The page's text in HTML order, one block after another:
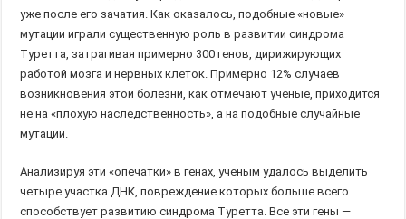
уже после его зачатия. Как оказалось, подобные «новые»
мутации играли существенную роль в развитии синдрома
Туретта, затрагивая примерно 300 генов, дирижирующих
работой мозга и нервных клеток. Примерно 12% случаев
возникновения этой болезни, как отмечают ученые, приходится
не на «плохую наследственность», а на подобные случайные
мутации.
Анализируя эти «опечатки» в генах, ученым удалось выделить
четыре участка ДНК, повреждение которых больше всего
способствует развитию синдрома Туретта. Все эти гены —